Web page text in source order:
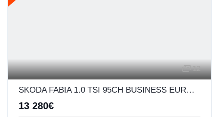
12
SKODA FABIA 1.0 TSI 95CH BUSINESS EURO6D-AP
13 280€